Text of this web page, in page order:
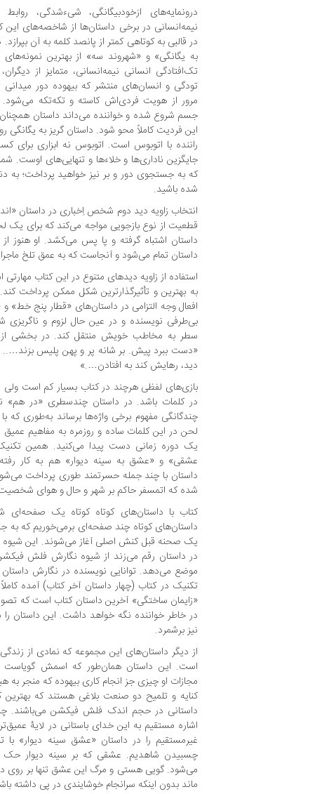
درونمایه‌های ازخودبیگانگی، شیء‌شدگی،
نیمه‌انسانی در برخی داستان‌ها از شاخصه‌های
در قالبی به کوتاهی کمتر از پانصد کلمه به آن
به یگانگی» و «شهروند سه» از بهترین
تک‌افتادگی انسانی نیمه‌انسانی، متمایز از
تودگی و انسان‌های منتشر که بیهوده دور
مرور از هویت فردی‌اش کاسته و تکه‌تکه می‌شود.
جسم شروع شده و خواننده می‌داند داستان
این فردیت کاملاً محو شود. داستان گریز به یگانگی
راننده با اتوبوس است. اتوبوس نه ابزاری برای
جایگزین ناداری‌ها و خلاءها و تنهایی‌های اوست.
که به جستجوی دور و بر نیز خواهید پرداخت؛ به
شده باشید.
انتخاب زاویه دید دوم شخص اِخباری در داستان
قطعیت از نوع بازجویی مواجه می‌کند که برای یک
داستان اشتباه گرفته و پا پس می‌کشد. او هنوز
داستان تمام می‌شود و آنجاست که به عمق تلخ
استفاده از زاویه دیدهای متنوع در این کتاب
به بهترین و تأثیرگذارترین شکل ممکن پرداخت
افعال وجه التزامی در داستان‌های «قطار پنج خط»
بی‌طرفی نویسنده و در عین حال لزوم و
سطر به مخاطب خویش منتقل کند. در بخشی از
«دست ببرد پیش. بر شانه پر و پهن پلیس بزند…..
دید، رهایش کند به افتادن….»
بازی‌های لفظی هرچند در کتاب بسیار کم است
در کلمات باشد. در داستان چندسطری «در هم»
چندگانگی مفهوم برخی واژه‌ها برساند به‌طوری که
لحن در این کلمات ساده و روزمره به مفاهیم عمیق
یک دوره زمانی دست پیدا می‌کنید. همین
عشقی» و «عشق به سینه دیوار» هم به‌ کار
داستان با چند جمله حسرتمند طوری پرداخت
شده که اتمسفر حاکم بر شهر و حال و هوای
کتاب با داستان‌های کوتاه کوتاه یک صفحه‌ای
داستان‌های کوتاه چند صفحه‌ای برمی‌خوریم که
یک صحنه قبل کنش اصلی آغاز می‌شوند. این شیوه
در داستان رقم می‌زند از شیوه نگارش فلش
موضع می‌دهد. توانایی نویسنده در نگارش داستان
تکنیک در کتاب (چهار داستان آخر کتاب) آمده
«زایمان ساختگی» آخرین داستان کتاب است که
در خاطر خواننده نگه خواهد داشت. این داستان
نیز برشمرد.
از دیگر داستان‌های این مجموعه که نمادی از
است. این داستان همان‌طور که اسمش گویاست
مجازات او چیزی جز انجام کاری بیهوده که منجر
کنایه و تلمیح دو صنعت بلاغی هستند که
داستانی در حجم اندک فلش فیکشن می‌باشند.
اشاره مستقیم به این خدای باستانی در لایۀ
غیرمستقیم را در داستان «عشق سینه دیوار» با
چسبیدن شاهدیم. عشقی که بر سینه دیوار حک
می‌شود. گویی هستی و مرگ این عشق تنها بر روی
ماند بدون اینکه سرانجام خوشایندی در پی داشته